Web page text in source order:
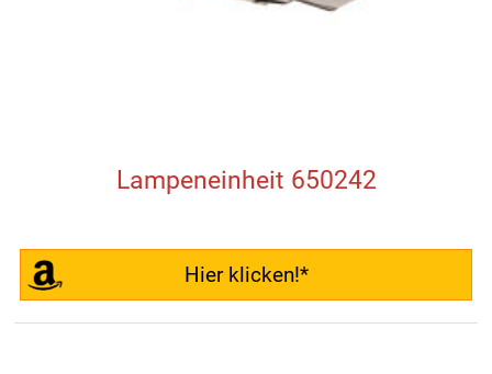
Lampeneinheit 650242
Hier klicken!*